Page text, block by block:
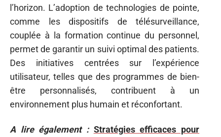
l’horizon. L’adoption de technologies de pointe,
comme les dispositifs de télésurveillance,
couplée à la formation continue du personnel,
permet de garantir un suivi optimal des patients.
Des initiatives centrées sur l’expérience
utilisateur, telles que des programmes de bien-
être personnalisés, contribuent à un
environnement plus humain et réconfortant.
A lire également : Stratégies efficaces pour